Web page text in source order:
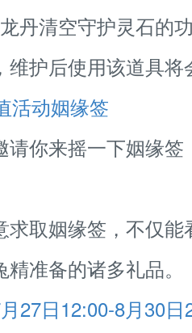
清空守护灵石的
维护后使用该道具将
活动姻缘签
你来摇一下姻缘签
取姻缘签，不仅能
准备的诸多礼品。
27日12:00-8月30日